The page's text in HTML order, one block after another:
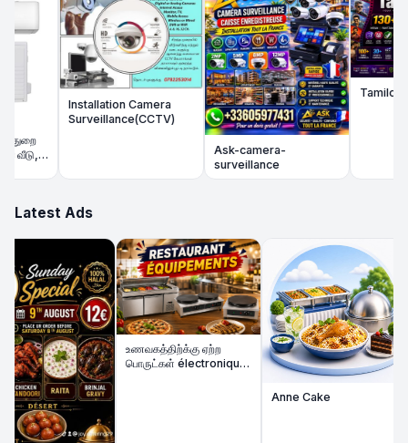
Installation Camera
Surveillance(CCTV)
Ask-camera-
surveillance
Tamilott
Latest Ads
உணவகத்திற்க்கு ஏற்ற
பொருட்கள் électronique
விற்பனைக்கு
Anne Cake